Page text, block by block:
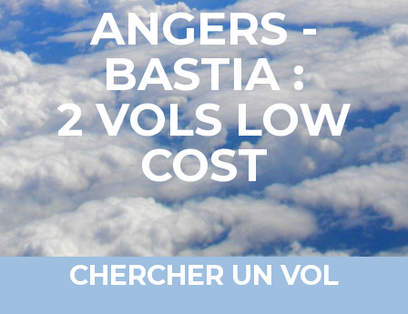
ANGERS -
BASTIA :
2 VOLS LOW
COST
CHERCHER UN VOL